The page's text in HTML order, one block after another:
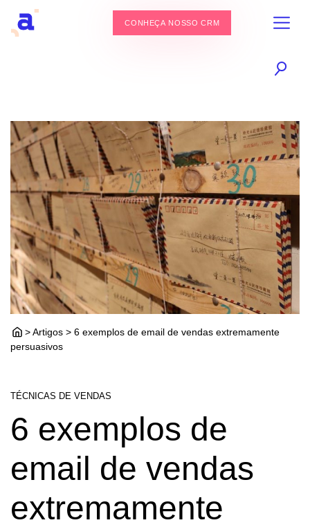
CONHEÇA NOSSO CRM
> Artigos > 6 exemplos de email de vendas extremamente
persuasivos
TÉCNICAS DE VENDAS
6 exemplos de
email de vendas
extremamente